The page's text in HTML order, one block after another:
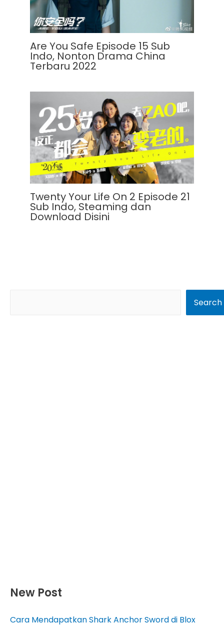
Are You Safe Episode 15 Sub
Indo, Nonton Drama China
Terbaru 2022
Twenty Your Life On 2 Episode 21
Sub Indo, Steaming dan
Download Disini
Search
New Post
Cara Mendapatkan Shark Anchor Sword di Blox